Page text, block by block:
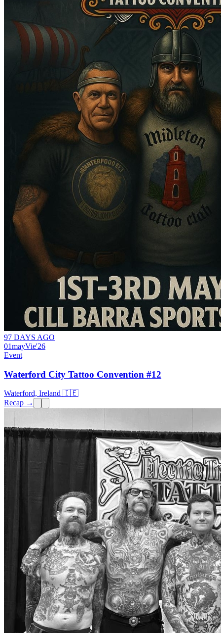
97 DAYS AGO
01mayVie'26
Event
Waterford City Tattoo Convention #12
Waterford, Ireland 🇮🇪
Recap →